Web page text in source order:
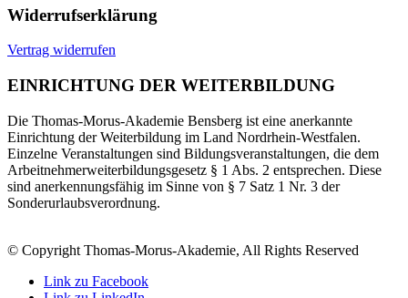
Widerrufserklärung
Vertrag widerrufen
EINRICHTUNG DER WEITERBILDUNG
Die Thomas-Morus-Akademie Bensberg ist eine anerkannte
Einrichtung der Weiterbildung im Land Nordrhein-Westfalen.
Einzelne Veranstaltungen sind Bildungsveranstaltungen, die dem
Arbeitnehmerweiterbildungsgesetz § 1 Abs. 2 entsprechen. Diese
sind anerkennungsfähig im Sinne von § 7 Satz 1 Nr. 3 der
Sonderurlaubsverordnung.
© Copyright Thomas-Morus-Akademie, All Rights Reserved
Link zu Facebook